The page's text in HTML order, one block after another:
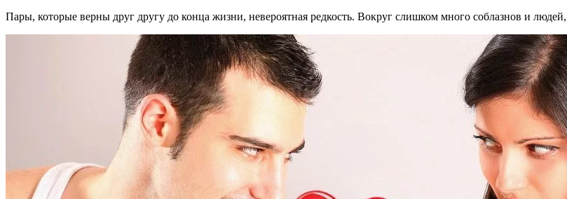
Пары, которые верны друг другу до конца жизни, невероятная редкость. Вокруг слишком много соблазнов и